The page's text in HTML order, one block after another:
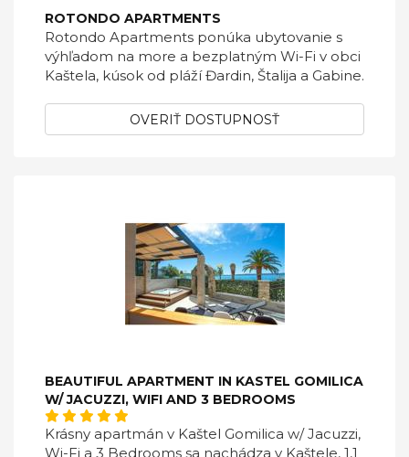
ROTONDO APARTMENTS
Rotondo Apartments ponúka ubytovanie s
výhľadom na more a bezplatným Wi-Fi v obci
Kaštela, kúsok od pláží Đardin, Štalija a Gabine.
OVERIŤ DOSTUPNOSŤ
BEAUTIFUL APARTMENT IN KASTEL GOMILICA
W/ JACUZZI, WIFI AND 3 BEDROOMS
Krásny apartmán v Kaštel Gomilica w/ Jacuzzi,
Wi-Fi a 3 Bedrooms sa nachádza v Kaštele, 1,1